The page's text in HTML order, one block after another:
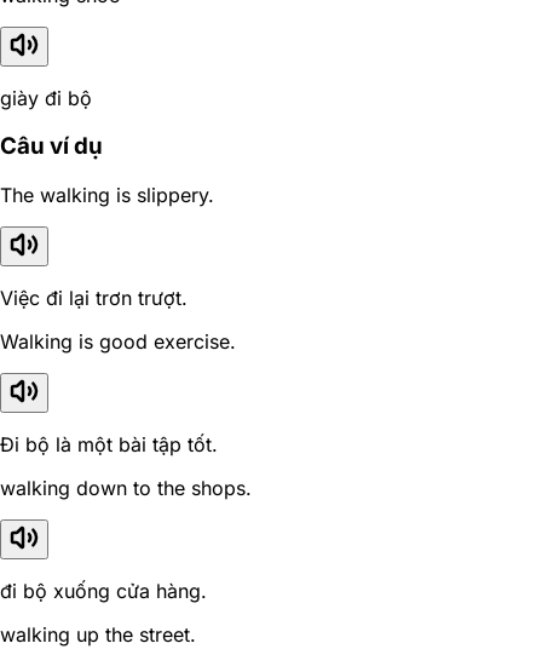
giày đi bộ
Câu ví dụ
The walking is slippery.
Việc đi lại trơn trượt.
Walking is good exercise.
Đi bộ là một bài tập tốt.
walking down to the shops.
đi bộ xuống cửa hàng.
walking up the street.